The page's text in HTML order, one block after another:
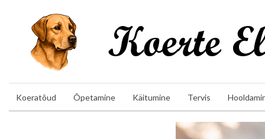
Koeratõud Õpetamine Käitumine Tervis